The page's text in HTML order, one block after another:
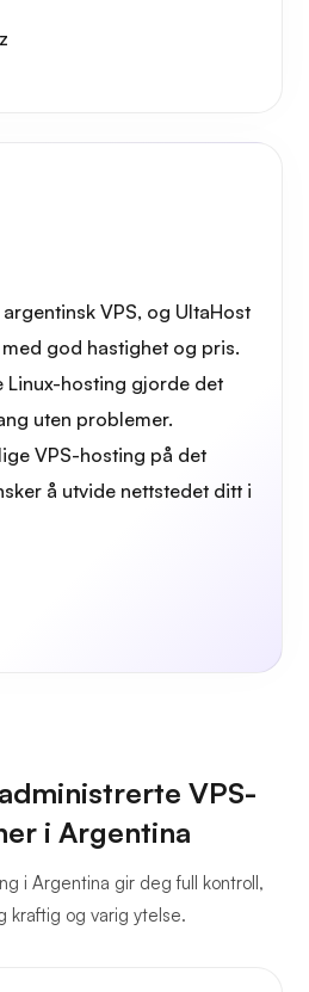
VPS, og UltaHost
god hastighet og pris.
Linux-hosting gjorde det
uten problemer.
VPS-hosting på det
å utvide nettstedet ditt i
VPS-
i Argentina
i Argentina gir deg full kontroll,
kraftig og varig ytelse.